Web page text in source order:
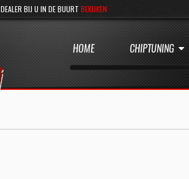
DEALER BIJ U IN DE BUURT BEKIJKEN
HOME CHIPTUNING